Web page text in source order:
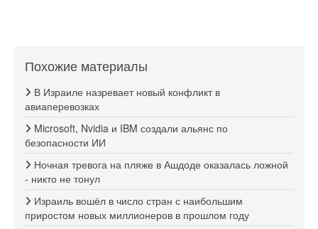
Похожие материалы
В Израиле назревает новый конфликт в
авиаперевозках
Microsoft, Nvidia и IBM создали альянс по
безопасности ИИ
Ночная тревога на пляже в Ашдоде оказалась ложной
- никто не тонул
Израиль вошёл в число стран с наибольшим
приростом новых миллионеров в прошлом году